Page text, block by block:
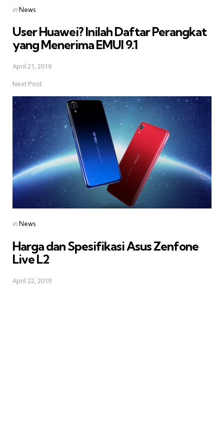
Posted
inNews
User Huawei? Inilah Daftar Perangkat
yang Menerima EMUI 9.1
April 21, 2019
Next Post
Posted
inNews
Harga dan Spesifikasi Asus Zenfone
Live L2
April 22, 2019